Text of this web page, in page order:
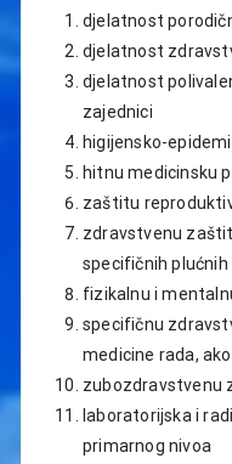
djelatnost
djelatnost
djelatnost
zajednici
higijensko-
hitnu medicinsku
zaštitu
zdravstvenu
specifičnih plućnih
fizikalnu i
specifičnu
medicine rada,
zubozdravstvenu
laboratorijska i
primarnog nivoa